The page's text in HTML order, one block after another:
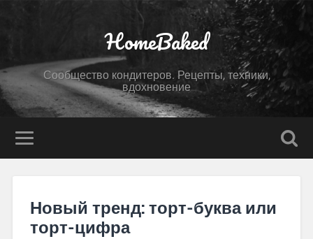
HomeBaked
Сообщество кондитеров. Рецепты, техники,
вдохновение
Новый тренд: торт-буква или
торт-цифра